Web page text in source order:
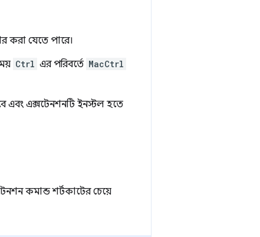
করা যেতে পারে।
Ctrl এর পরিবর্তে MacCtrl
এবং এক্সটেনশনটি ইনস্টল হতে
কমান্ড শর্টকাটের চেয়ে